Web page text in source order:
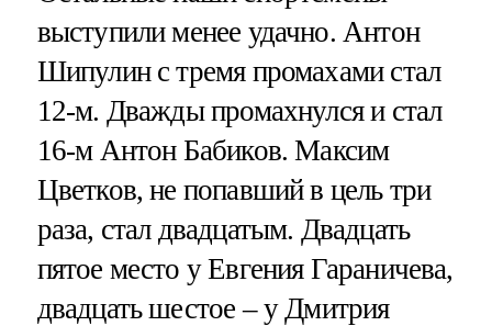
выступили менее удачно. Антон
Шипулин с тремя промахами стал
12-м. Дважды промахнулся и стал
16-м Антон Бабиков. Максим
Цветков, не попавший в цель три
раза, стал двадцатым. Двадцать
пятое место у Евгения Гараничева,
двадцать шестое – у Дмитрия